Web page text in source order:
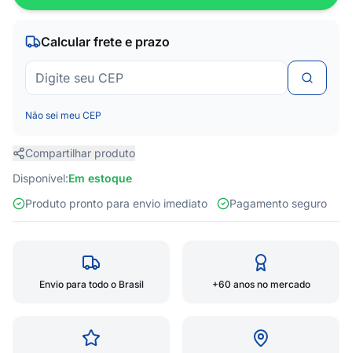
Calcular frete e prazo
Não sei meu CEP
Compartilhar produto
Disponível:Em estoque
Produto pronto para envio imediato
Pagamento seguro
Envio para todo o Brasil +60 anos no mercado